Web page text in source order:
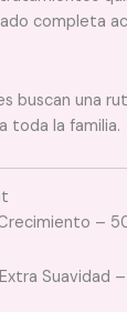
completa
buscan una
toda la familia.
–
Suavidad